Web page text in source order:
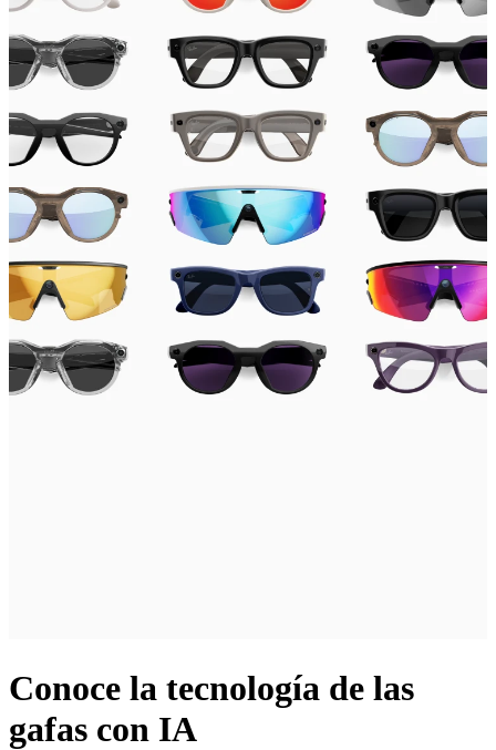
Conoce la tecnología de las
gafas con IA